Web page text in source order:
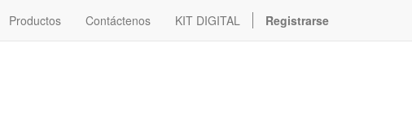
Productos Contáctenos KIT DIGITAL Registrarse